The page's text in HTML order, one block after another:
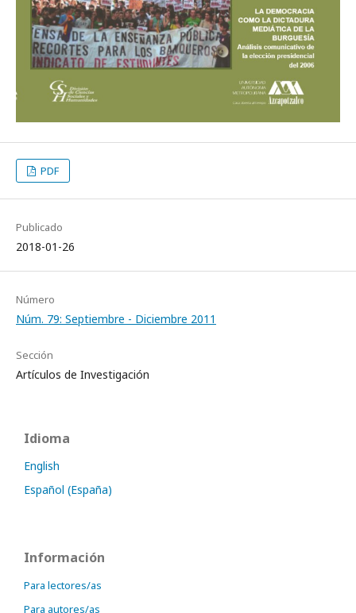
PDF
Publicado
2018-01-26
Número
Núm. 79: Septiembre - Diciembre 2011
Sección
Artículos de Investigación
Idioma
English
Español (España)
Información
Para lectores/as
Para autores/as